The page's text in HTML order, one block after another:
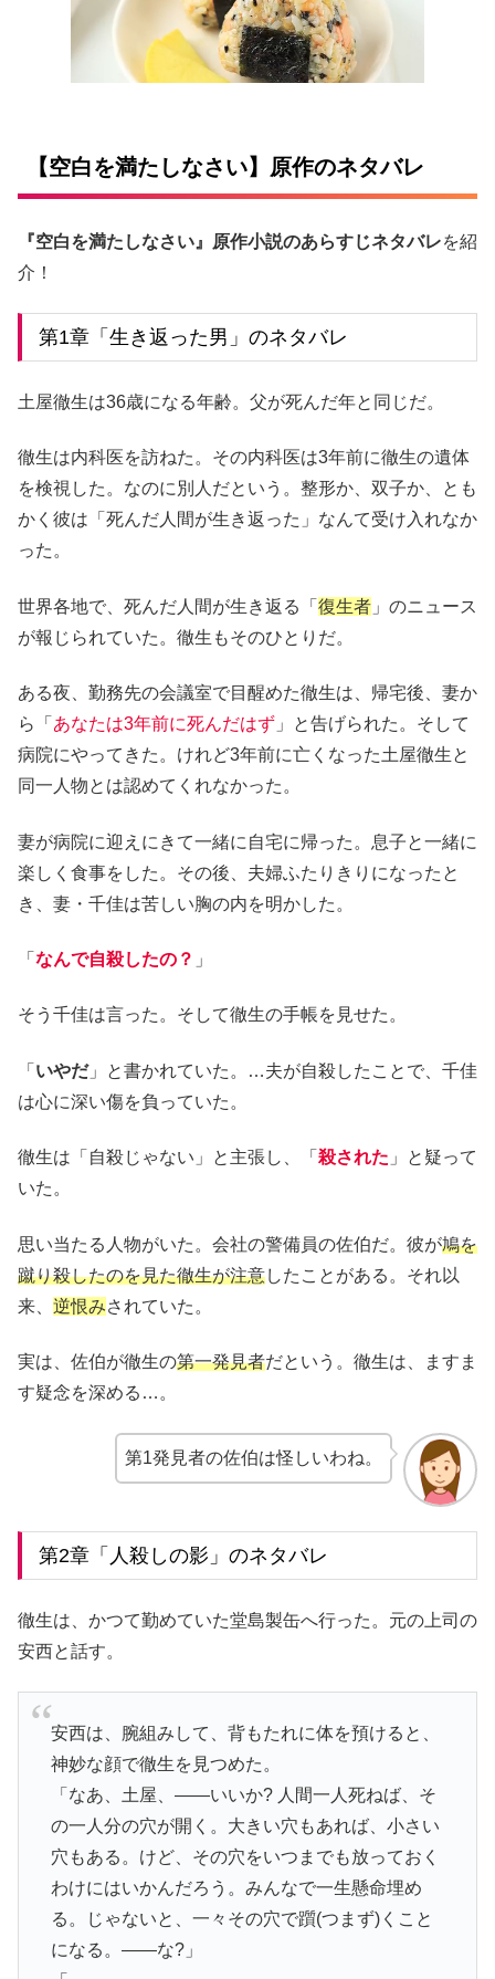
【空白を満たしなさい】原作のネタバレ
『空白を満たしなさい』原作小説のあらすじネタバレを紹
介！
第1章「生き返った男」のネタバレ
土屋徹生は36歳になる年齢。父が死んだ年と同じだ。
徹生は内科医を訪ねた。その内科医は3年前に徹生の遺体
を検視した。なのに別人だという。整形か、双子か、とも
かく彼は「死んだ人間が生き返った」なんて受け入れなか
った。
世界各地で、死んだ人間が生き返る「 復生者 」のニュース
が報じられていた。徹生もそのひとりだ。
ある夜、勤務先の会議室で目醒めた徹生は、帰宅後、妻か
ら「 あなたは3年前に死んだはず 」と告げられた。そして
病院にやってきた。けれど3年前に亡くなった土屋徹生と
同一人物とは認めてくれなかった。
妻が病院に迎えにきて一緒に自宅に帰った。息子と一緒に
楽しく食事をした。その後、夫婦ふたりきりになったと
き、妻・千佳は苦しい胸の内を明かした。
「 なんで自殺したの？ 」
そう千佳は言った。そして徹生の手帳を見せた。
「 いやだ」と書かれていた。…夫が自殺したことで、千佳
は心に深い傷を負っていた。
徹生は「自殺じゃない」と主張し、「 殺された 」と疑って
いた。
思い当たる人物がいた。会社の警備員の佐伯だ。彼が鳩を
蹴り殺したのを見た徹生が注意したことがある。それ以
来、 逆恨みされていた。
実は、佐伯が徹生の第一発見者だという。徹生は、ますま
す疑念を深める…。
第1発見者の佐伯は怪しいわね。
第2章「人殺しの影」のネタバレ
徹生は、かつて勤めていた堂島製缶へ行った。元の上司の
安西と話す。
安西は、腕組みして、背もたれに体を預けると、
神妙な顔で徹生を見つめた。
「なあ、土屋、――いいか? 人間一人死ねば、そ
の一人分の穴が開く。大きい穴もあれば、小さい
穴もある。けど、その穴をいつまでも放っておく
わけにはいかんだろう。みんなで一生懸命埋め
る。じゃないと、一々その穴で躓(つまず)くこと
になる。――な?」